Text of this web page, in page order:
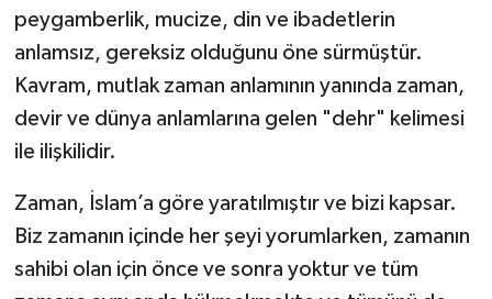
peygamberlik, mucize, din ve ibadetlerin
anlamsız, gereksiz olduğunu öne sürmüştür.
Kavram, mutlak zaman anlamının yanında zaman,
devir ve dünya anlamlarına gelen "dehr" kelimesi
ile ilişkilidir.
Zaman, İslam’a göre yaratılmıştır ve bizi kapsar.
Biz zamanın içinde her şeyi yorumlarken, zamanın
sahibi olan için önce ve sonra yoktur ve tüm